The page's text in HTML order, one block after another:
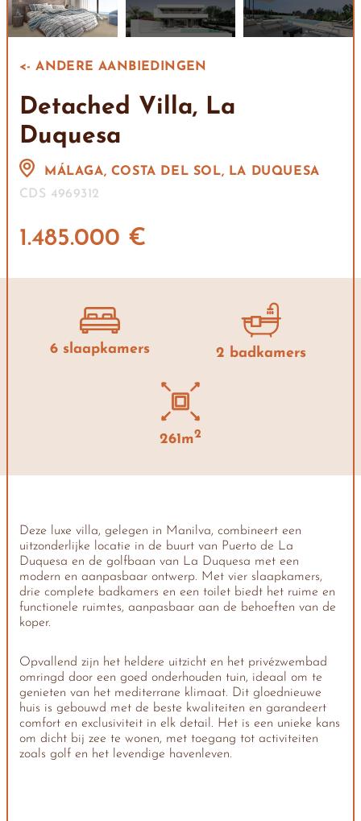
<- ANDERE AANBIEDINGEN
Detached Villa, La
Duquesa
MÁLAGA, COSTA DEL SOL, LA DUQUESA
CDS 4969312
1.485.000 €
6 slaapkamers 2 badkamers
261m2
Deze luxe villa, gelegen in Manilva, combineert een
uitzonderlijke locatie in de buurt van Puerto de La
Duquesa en de golfbaan van La Duquesa met een
modern en aanpasbaar ontwerp. Met vier slaapkamers,
drie complete badkamers en een toilet biedt het ruime en
functionele ruimtes, aanpasbaar aan de behoeften van de
koper.
Opvallend zijn het heldere uitzicht en het privézwembad
omringd door een goed onderhouden tuin, ideaal om te
genieten van het mediterrane klimaat. Dit gloednieuwe
huis is gebouwd met de beste kwaliteiten en garandeert
comfort en exclusiviteit in elk detail. Het is een unieke kans
om dicht bij zee te wonen, met toegang tot activiteiten
zoals golf en het levendige havenleven.